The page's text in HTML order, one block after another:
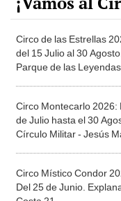
Circo de las Estrellas
del 15 Julio al 30 Agosto.
Parque de las Leyendas
Circo Montecarlo 2026:
de Julio hasta el 30
Círculo Militar - Jesús
Circo Místico Condor
Del 25 de Junio.